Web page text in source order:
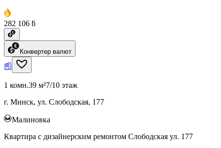
282 106 ƃ
Конвертер валют
1 комн.39 м²7/10 этаж
г. Минск, ул. Слободская, 177
Малиновка
Квартира с дизайнерским ремонтом Слободская ул. 177